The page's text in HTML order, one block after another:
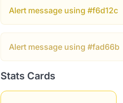
Alert message using #f6d12c
Alert message using #fad66b
Stats Cards